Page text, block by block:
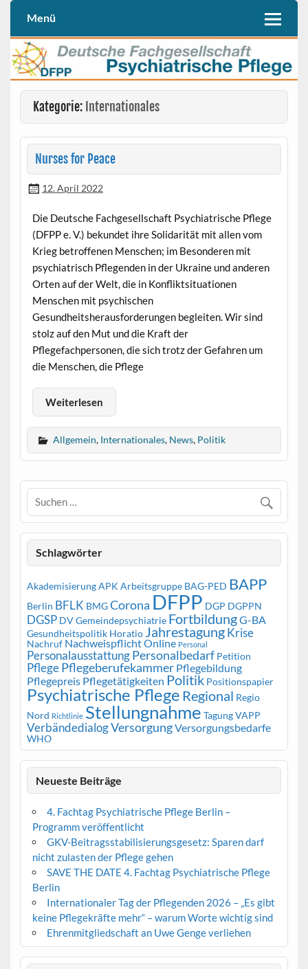
Skip
contentDFPP
Deutschen Fachgesellschaft Psychiatrische Pflege (DFPP e. V.)
Menü
Kategorie: Internationales
Nurses for Peace
12. April 2022
Die Deutsche Fachgesellschaft Psychiatrische Pflege
(DFPP e. V.) bekundet ihre Solidarität mit allen vom
Krieg betroffenen Menschen; im Besonderen mit
psychiatrisch Pflegenden in der Ukraine und anderen
Orten auf der Welt, die in Konfliktsituationen
Menschen mit psychischen
Gesundheitsherausforderungen begleiten. Wir sind
stolz auf den Mut und die Kraft der
Pflegefachpersonen, die sich trotz der Gefahren um
die Menschen, die Pflege
Weiterlesen
Allgemein, Internationales, News, Politik
Schlagwörter
AkademisierungAPK Arbeitsgruppe BAG-PED BAPP
Berlin BFLK BMGCorona DFPP DGP DGPPN
DGSP DV Gemeindepsychiatrie FortbildungG-BA
Gesundheitspolitik Horatio JahrestagungKrise
Nachruf NachweispflichtOnline Personal
PersonalausstattungPersonalbedarf Petition
PflegePflegeberufekammer Pflegebildung
Pflegepreis Pflegetätigkeiten Politik Positionspapier
Psychiatrische Pflege Regional Regio
Nord Richtlinie Stellungnahme TagungVAPP
VerbändedialogVersorgungVersorgungsbedarfe
WHO
Neueste Beiträge
4. Fachtag Psychiatrische Pflege Berlin –
Programm veröffentlicht
GKV-Beitragsstabilisierungsgesetz: Sparen darf
nicht zulasten der Pflege gehen
SAVE THE DATE 4. Fachtag Psychiatrische Pflege
Berlin
Internationaler Tag der Pflegenden 2026 – „Es gibt
keine Pflegekräfte mehr“ – warum Worte wichtig sind
Ehrenmitgliedschaft an Uwe Genge verliehen